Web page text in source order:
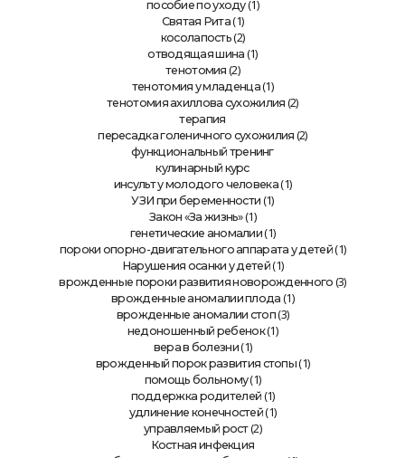
пособие по уходу(1)
Святая Рита (1)
косолапость (2)
отводящая шина (1)
тенотомия (2)
тенотомия у младенца(1)
тенотомия ахиллова сухожилия (2)
терапия
пересадка голеничного сухожилия (2)
функциональный тренинг
кулинарный курс
инсульт у молодого человека(1)
УЗИ при беременности (1)
Закон «За жизнь»(1)
генетические аномалии (1)
пороки опорно-двигательного аппарата у детей (1)
Нарушения осанки у детей (1)
врожденные пороки развития новорожденного (3)
врожденные аномалии плода (1)
врожденные аномалии стоп (3)
недоношенный ребенок(1)
вера в болезни (1)
врожденный порок развития стопы (1)
помощь больному(1)
поддержка родителей (1)
удлинение конечностей (1)
управляемый рост(2)
Костная инфекция